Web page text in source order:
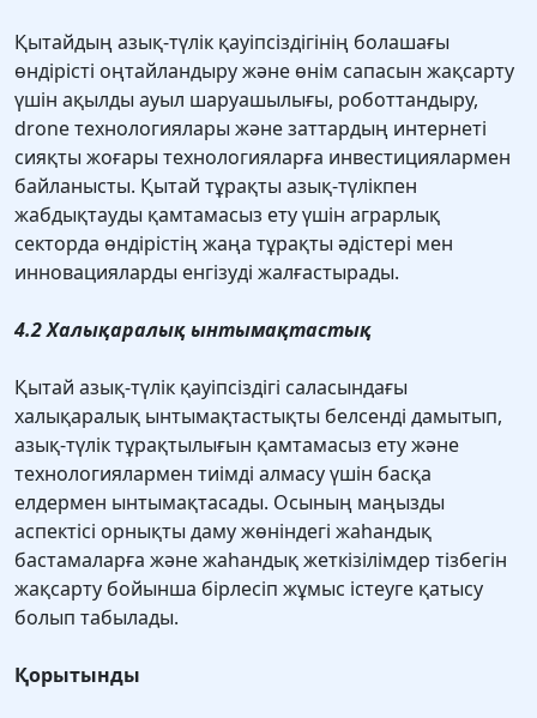
Қытайдың азық-түлік қауіпсіздігінің болашағы
өндірісті оңтайландыру және өнім сапасын жақсарту
үшін ақылды ауыл шаруашылығы, роботтандыру,
drone технологиялары және заттардың интернеті
сияқты жоғары технологияларға инвестициялармен
байланысты. Қытай тұрақты азық-түлікпен
жабдықтауды қамтамасыз ету үшін аграрлық
секторда өндірістің жаңа тұрақты әдістері мен
инновацияларды енгізуді жалғастырады.
4.2 Халықаралық ынтымақтастық
Қытай азық-түлік қауіпсіздігі саласындағы
халықаралық ынтымақтастықты белсенді дамытып,
азық-түлік тұрақтылығын қамтамасыз ету және
технологиялармен тиімді алмасу үшін басқа
елдермен ынтымақтасады. Осының маңызды
аспектісі орнықты даму жөніндегі жаһандық
бастамаларға және жаһандық жеткізілімдер тізбегін
жақсарту бойынша бірлесіп жұмыс істеуге қатысу
болып табылады.
Қорытынды